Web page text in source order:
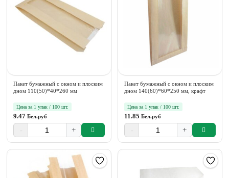
Пакет бумажный с окном и плоским
дном 110(50)*40*260 мм
Цена за 1 упак / 100 шт.
9.47 Бел.руб
- +
Пакет бумажный с окном и плоским
дном 140(60)*60*250 мм, крафт
Цена за 1 упак / 100 шт.
11.85 Бел.руб
- +